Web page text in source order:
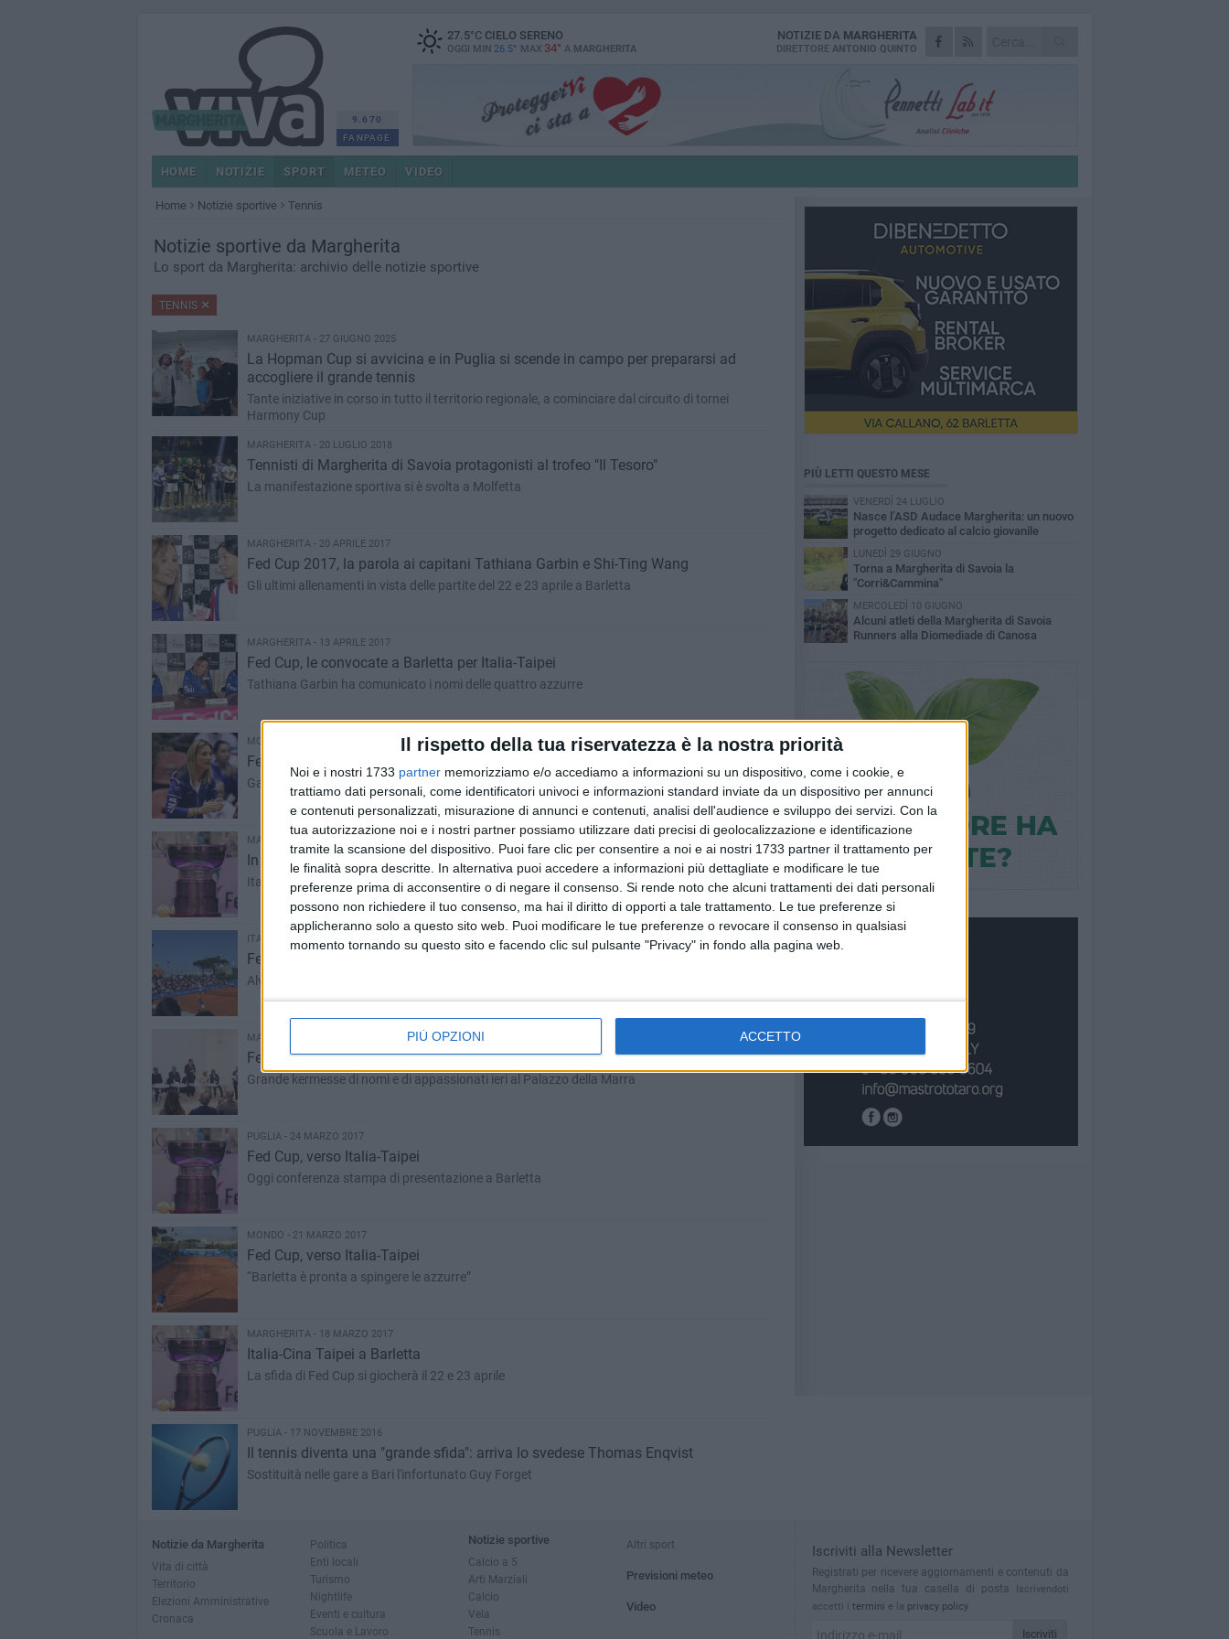
Il rispetto della tua riservatezza è la nostra priorità
Noi e i nostri 1733 partner memorizziamo e/o accediamo a informazioni su un dispositivo, come i cookie, e
trattiamo dati personali, come identificatori univoci e informazioni standard inviate da un dispositivo per annunci
e contenuti personalizzati, misurazione di annunci e contenuti, analisi dell'audience e sviluppo dei servizi. Con la
tua autorizzazione noi e i nostri partner possiamo utilizzare dati precisi di geolocalizzazione e identificazione
tramite la scansione del dispositivo. Puoi fare clic per consentire a noi e ai nostri 1733 partner il trattamento per
le finalità sopra descritte. In alternativa puoi accedere a informazioni più dettagliate e modificare le tue
preferenze prima di acconsentire o di negare il consenso. Si rende noto che alcuni trattamenti dei dati personali
possono non richiedere il tuo consenso, ma hai il diritto di opporti a tale trattamento. Le tue preferenze si
applicheranno solo a questo sito web. Puoi modificare le tue preferenze o revocare il consenso in qualsiasi
momento tornando su questo sito e facendo clic sul pulsante "Privacy" in fondo alla pagina web.
PIÙ OPZIONI ACCETTO
9.670
FANPAGE
27.5°CCIELO SERENO
OGGI MIN 26.5° MAX 34° A MARGHERITA
NOTIZIE DA MARGHERITA
DIRETTORE ANTONIO QUINTO
HOME NOTIZIE SPORT METEO VIDEO
Home Notizie sportive Tennis
Notizie sportive da Margherita
Lo sport da Margherita: archivio delle notizie sportive
TENNIS
MARGHERITA - 27 GIUGNO 2025
La Hopman Cup si avvicina e in Puglia si scende in campo per prepararsi ad
accogliere il grande tennis
Tante iniziative in corso in tutto il territorio regionale, a cominciare dal circuito di tornei
Harmony Cup
MARGHERITA - 20 LUGLIO 2018
Tennisti di Margherita di Savoia protagonisti al trofeo "Il Tesoro"
La manifestazione sportiva si è svolta a Molfetta
MARGHERITA - 20 APRILE 2017
Fed Cup 2017, la parola ai capitani Tathiana Garbin e Shi-Ting Wang
Gli ultimi allenamenti in vista delle partite del 22 e 23 aprile a Barletta
MARGHERITA - 13 APRILE 2017
Fed Cup, le convocate a Barletta per Italia-Taipei
Tathiana Garbin ha comunicato i nomi delle quattro azzurre
MONDO - 4 APRILE 2017
Fed Cup, sempre più vicina Italia-Taipei a Barletta
Garbin: “Dal pubblico pugliese la spinta in più”
MARGHERITA - 30 MARZO 2017
In vendita abbonamenti e biglietti giornalieri per la Fed Cup
Italia-Taipei a Barletta
ITALIA - 28 MARZO 2017
Fed Cup, si avvicina Italia-Taipei
Alvisi: “Così si promuovono tennis e territorio”
MARGHERITA - 25 MARZO 2017
Fed Cup: a Barletta la presentazione della sfida Italia - Taipei
Grande kermesse di nomi e di appassionati ieri al Palazzo della Marra
PUGLIA - 24 MARZO 2017
Fed Cup, verso Italia-Taipei
Oggi conferenza stampa di presentazione a Barletta
MONDO - 21 MARZO 2017
Fed Cup, verso Italia-Taipei
“Barletta è pronta a spingere le azzurre”
MARGHERITA - 18 MARZO 2017
Italia-Cina Taipei a Barletta
La sfida di Fed Cup si giocherà il 22 e 23 aprile
PUGLIA - 17 NOVEMBRE 2016
Il tennis diventa una "grande sfida": arriva lo svedese Thomas Enqvist
Sostituità nelle gare a Bari l'infortunato Guy Forget
PIÙ LETTI QUESTO MESE
VENERDÌ 24 LUGLIO
Nasce l’ASD Audace Margherita: un nuovo
progetto dedicato al calcio giovanile
LUNEDÌ 29 GIUGNO
Torna a Margherita di Savoia la
"Corri&Cammina"
MERCOLEDÌ 10 GIUGNO
Alcuni atleti della Margherita di Savoia
Runners alla Diomediade di Canosa
Notizie da Margherita
Vita di città
Territorio
Elezioni Amministrative
Cronaca
Politica
Enti locali
Turismo
Nightlife
Eventi e cultura
Scuola e Lavoro
Notizie sportive
Calcio a 5
Arti Marziali
Calcio
Vela
Tennis
Altri sport
Previsioni meteo
Video
Iscriviti alla Newsletter
Registrati per ricevere aggiornamenti e contenuti da
Margherita nella tua casella di posta
Iscrivendoti
accetti i termini e la privacy policy
Iscriviti